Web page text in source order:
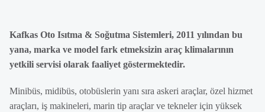
Kafkas Oto Isıtma & Soğutma Sistemleri, 2011 yılından bu
yana, marka ve model fark etmeksizin araç klimalarının
yetkili servisi olarak faaliyet göstermektedir.
Minibüs, midibüs, otobüslerin yanı sıra askeri araçlar, özel hizmet
araçları, iş makineleri, marin tip araçlar ve tekneler için yüksek